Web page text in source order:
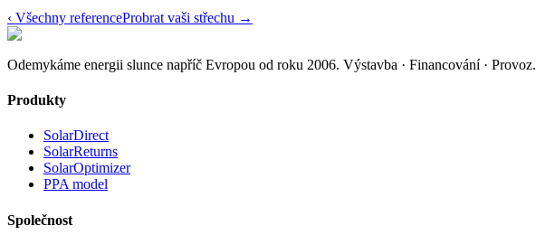
‹ Všechny referenceProbrat vaši střechu →
Odemykáme energii slunce napříč Evropou od roku 2006. Výstavba · Financování · Provoz.
Produkty
SolarDirect
SolarReturns
SolarOptimizer
PPA model
Společnost